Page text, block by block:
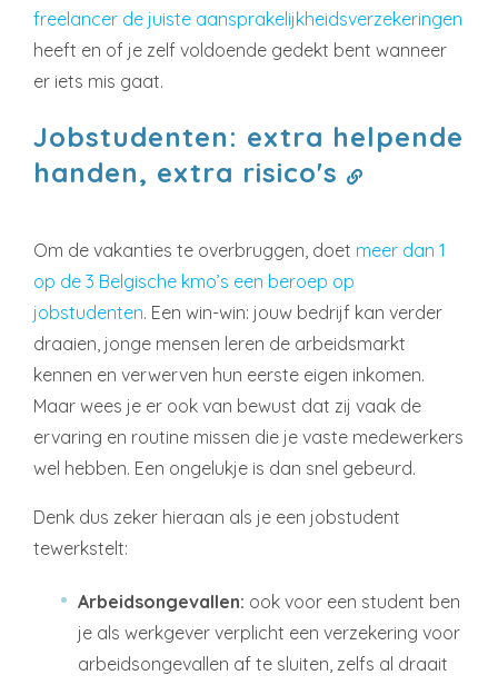
freelancer de juiste aansprakelijkheidsverzekeringen
heeft en of je zelf voldoende gedekt bent wanneer
er iets mis gaat.
Jobstudenten: extra helpende
handen, extra risico's
Om de vakanties te overbruggen, doet meer dan 1
op de 3 Belgische kmo’s een beroep op
jobstudenten. Een win-win: jouw bedrijf kan verder
draaien, jonge mensen leren de arbeidsmarkt
kennen en verwerven hun eerste eigen inkomen.
Maar wees je er ook van bewust dat zij vaak de
ervaring en routine missen die je vaste medewerkers
wel hebben. Een ongelukje is dan snel gebeurd.
Denk dus zeker hieraan als je een jobstudent
tewerkstelt:
Arbeidsongevallen: ook voor een student ben
je als werkgever verplicht een verzekering voor
arbeidsongevallen af te sluiten, zelfs al draait